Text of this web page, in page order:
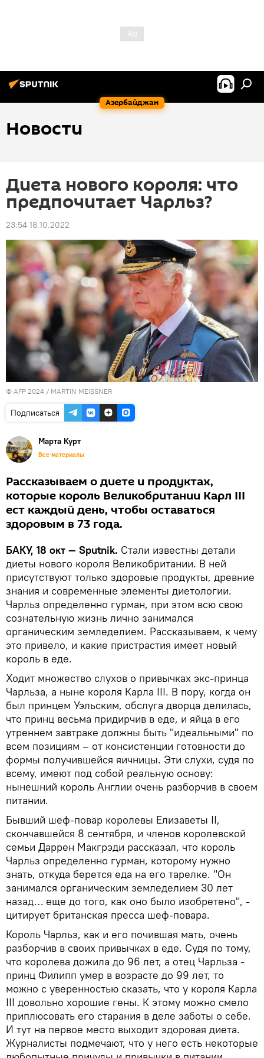
Азербайджан
Новости
Диета нового короля: что
предпочитает Чарльз?
23:54 18.10.2022
© AFP 2024 / MARTIN MEISSNER
Подписаться
Марта Курт
Все материалы
Рассказываем о диете и продуктах,
которые король Великобритании Карл III
ест каждый день, чтобы оставаться
здоровым в 73 года.
БАКУ, 18 окт — Sputnik. Стали известны детали
диеты нового короля Великобритании. В ней
присутствуют только здоровые продукты, древние
знания и современные элементы диетологии.
Чарльз определенно гурман, при этом всю свою
сознательную жизнь лично занимался
органическим земледелием. Рассказываем, к чему
это привело, и какие пристрастия имеет новый
король в еде.
Ходит множество слухов о привычках экс-принца
Чарльза, а ныне короля Карла III. В пору, когда он
был принцем Уэльским, обслуга дворца делилась,
что принц весьма придирчив в еде, и яйца в его
утреннем завтраке должны быть "идеальными" по
всем позициям – от консистенции готовности до
формы получившейся яичницы. Эти слухи, судя по
всему, имеют под собой реальную основу:
нынешний король Англии очень разборчив в своем
питании.
Бывший шеф-повар королевы Елизаветы II,
скончавшейся 8 сентября, и членов королевской
семьи Даррен Макгрэди рассказал, что король
Чарльз определенно гурман, которому нужно
знать, откуда берется еда на его тарелке. "Он
занимался органическим земледелием 30 лет
назад… еще до того, как оно было изобретено", -
цитирует британская пресса шеф-повара.
Король Чарльз, как и его почившая мать, очень
разборчив в своих привычках в еде. Судя по тому,
что королева дожила до 96 лет, а отец Чарльза -
принц Филипп умер в возрасте до 99 лет, то
можно с уверенностью сказать, что у короля Карла
III довольно хорошие гены. К этому можно смело
приплюсовать его старания в деле заботы о себе.
И тут на первое место выходит здоровая диета.
Журналисты подмечают, что у него есть некоторые